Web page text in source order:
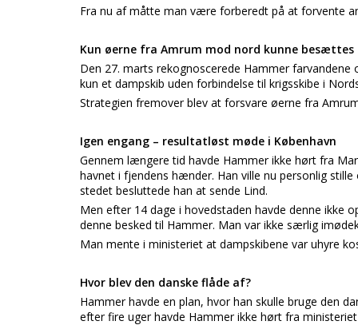
Fra nu af måtte man være forberedt på at forvente
Kun øerne fra Amrum mod nord kunne besættes
Den 27. marts rekognoscerede Hammer
kun et dampskib uden forbindelse til krigsskibe i
Strategien fremover blev at forsvare øerne fra
Igen engang – resultatløst møde i København
Gennem længere tid havde Hammer ikke hørt fra
havnet i fjendens hænder. Han ville nu personlig
stedet besluttede han at sende Lind.
Men efter 14 dage i hovedstaden havde denne ikke
denne besked til Hammer. Man var ikke særlig
Man mente i ministeriet at dampskibene var uhyre
Hvor blev den danske flåde af?
Hammer havde en plan, hvor han skulle bruge den
efter fire uger havde Hammer ikke hørt fra